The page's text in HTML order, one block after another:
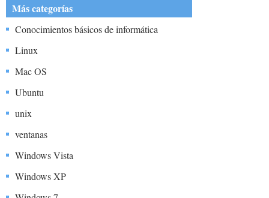
Más categorías
Conocimientos básicos de informática
Linux
Mac OS
Ubuntu
unix
ventanas
Windows Vista
Windows XP